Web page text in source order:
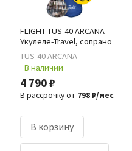
FLIGHT TUS-40 ARCANA -
Укулеле-Travel, сопрано
TUS-40 ARCANA
В наличии
4 790 ₽
В рассрочку от 798 ₽/мес
В корзину